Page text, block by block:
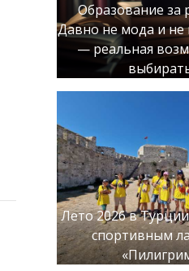
Образование за
Давно не мода и не
— реальная
Лето 2026 в
спортивным